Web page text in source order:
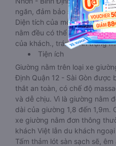
ngăn, đảm bảo sự riêng tư
Diện tích của mỗi cabin khá
nằm đều có thể điều chỉnh
của khách., tránh tình trạng
Tiện ích
Giường nằm trên loại xe
Định Quận 12 - Sài Gòn được
thắt an toàn, có chế độ
và dễ chịu. Vì là giường nằm
dài của giường 1,8 đến 1,9m.
xe giường nằm đơn thông
khách Việt lẫn du khách
Tấm thảm lót sàn sạch sẽ,